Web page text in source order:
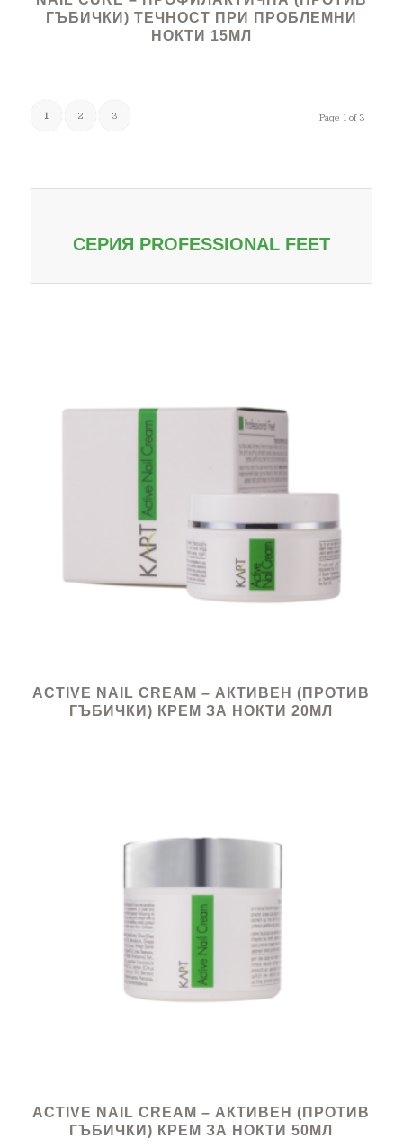
ГЪБИЧКИ) ТЕЧНОСТ ПРИ ПРОБЛЕМНИ
НОКТИ 15МЛ
Page 1 of 3
1 2 3
СЕРИЯ PROFESSIONAL FEET
ACTIVE NAIL CREAM – АКТИВЕН (ПРОТИВ
ГЪБИЧКИ) КРЕМ ЗА НОКТИ 20МЛ
ACTIVE NAIL CREAM – АКТИВЕН (ПРОТИВ
ГЪБИЧКИ) КРЕМ ЗА НОКТИ 50МЛ